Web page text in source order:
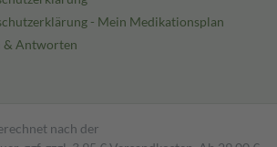
- Mein Medikationsplan
& Antworten
nach der